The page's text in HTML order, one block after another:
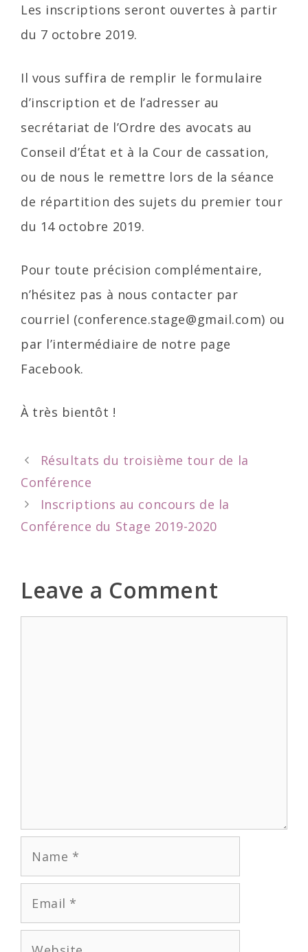
Les inscriptions seront ouvertes à partir
du 7 octobre 2019.
Il vous suffira de remplir le formulaire
d’inscription et de l’adresser au
secrétariat de l’Ordre des avocats au
Conseil d’État et à la Cour de cassation,
ou de nous le remettre lors de la séance
de répartition des sujets du premier tour
du 14 octobre 2019.
Pour toute précision complémentaire,
n’hésitez pas à nous contacter par
courriel (conference.stage@gmail.com) ou
par l’intermédiaire de notre page
Facebook.
À très bientôt !
Post
navigation
Résultats du troisième tour de la
Conférence
Inscriptions au concours de la
Conférence du Stage 2019-2020
Leave a Comment
Name
Email
Website